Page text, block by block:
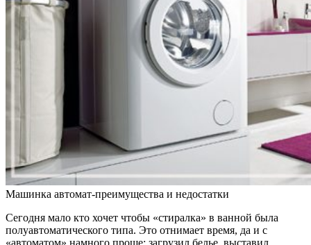
Машинка автомат-преимущества и недостатки
Сегодня мало кто хочет чтобы «стиралка» в ванной была
полуавтоматического типа. Это отнимает время, да и с
«автоматом» намного проще: загрузил белье, выставил